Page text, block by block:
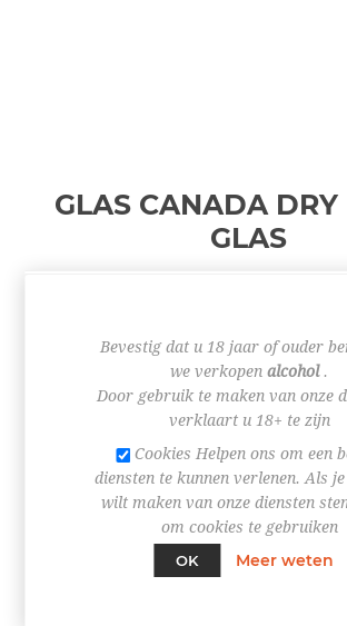
GLAS CANADA DRY
GLAS
+
-
BESTEL NU!
Bevestig dat u 18 jaar of ouder
we verkopen alcohol.
Door gebruik te maken van onze
verklaart u 18+ te zijn
Cookies Helpen ons om een
diensten te kunnen verlenen. Als
wilt maken van onze diensten
om cookies te gebruiken
OK
Meer weten